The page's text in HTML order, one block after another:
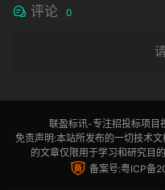
评论 0
联盈标讯-专注招投标项目
免责声明:本站所发布的一切技术
的文章仅限用于学习和研究目
备案号:粤ICP备